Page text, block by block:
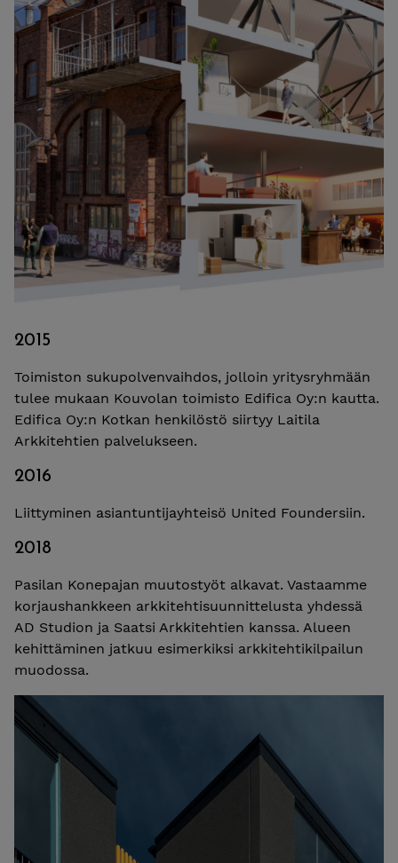
2015
Toimiston sukupolvenvaihdos, jolloin yritysryhmään
tulee mukaan Kouvolan toimisto Edifica Oy:n kautta.
Edifica Oy:n Kotkan henkilöstö siirtyy Laitila
Arkkitehtien palvelukseen.
2016
Liittyminen asiantuntijayhteisö United Foundersiin.
2018
Pasilan Konepajan muutostyöt alkavat. Vastaamme
korjaushankkeen arkkitehtisuunnittelusta yhdessä
AD Studion ja Saatsi Arkkitehtien kanssa. Alueen
kehittäminen jatkuu esimerkiksi arkkitehtikilpailun
muodossa.